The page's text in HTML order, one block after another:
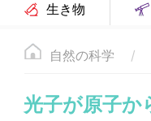
生き物
自然の科学
光子が原子か